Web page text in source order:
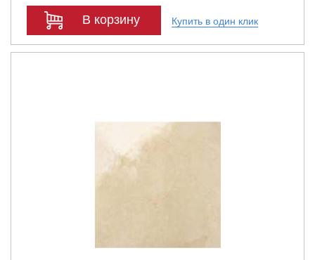
В корзину Купить в один клик